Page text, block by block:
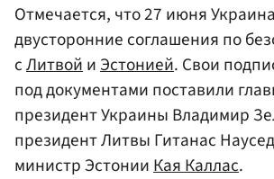
Отмечается, что 27 июня Украина
двусторонние соглашения по
сЛитвойиЭстонией. Свои
под документами поставили
президент Украины Владимир
президент Литвы Гитанас
министр ЭстонииКая Каллас.